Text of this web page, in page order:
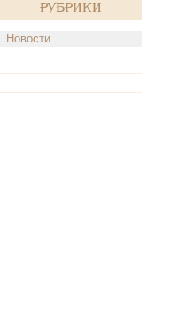
Рубрики
Новости